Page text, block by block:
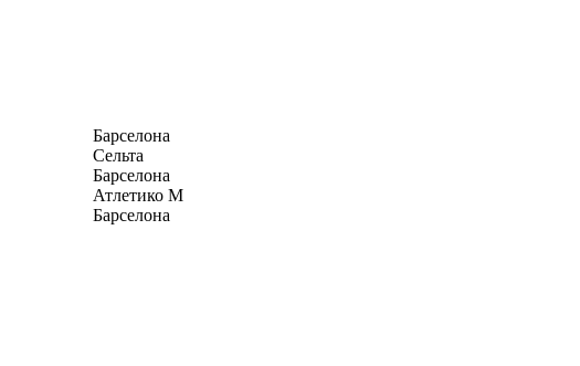
Барселона
Сельта
Барселона
Атлетико М
Барселона